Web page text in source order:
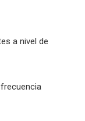
a nivel de